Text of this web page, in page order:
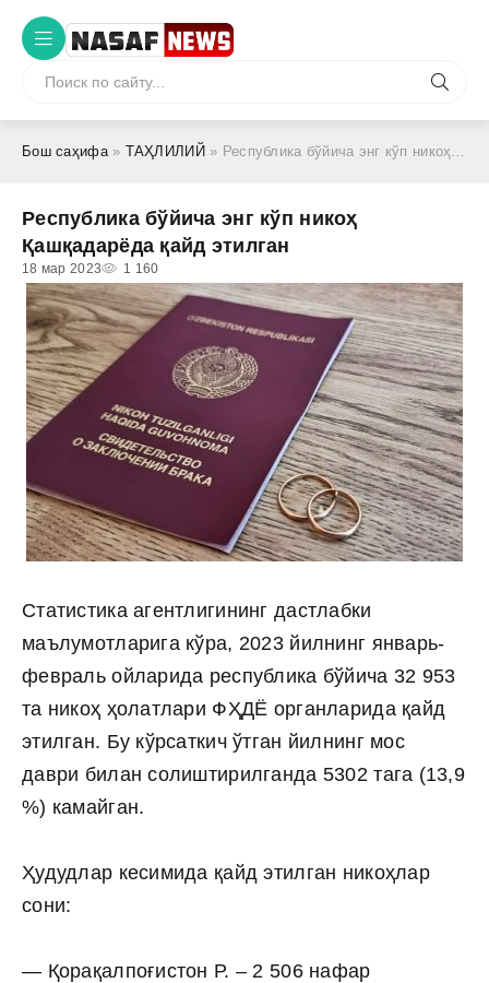
Бош саҳифа» ТАҲЛИЛИЙ » Республика бўйича энг кўп никоҳ Қашқадарёда қайд этилган
Республика бўйича энг кўп никоҳ
Қашқадарёда қайд этилган
18 мар 2023 1 160
Статистика агентлигининг дастлабки
маълумотларига кўра, 2023 йилнинг январь-
февраль ойларида республика бўйича 32 953
та никоҳ ҳолатлари ФҲДЁ органларида қайд
этилган. Бу кўрсаткич ўтган йилнинг мос
даври билан солиштирилганда 5302 тага (13,9
%) камайган.
Ҳудудлар кесимида қайд этилган никоҳлар
сони:
— Қорақалпоғистон Р. – 2 506 нафар